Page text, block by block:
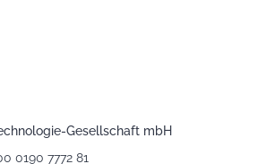
Gesellschaft mbH
0190 7772 81